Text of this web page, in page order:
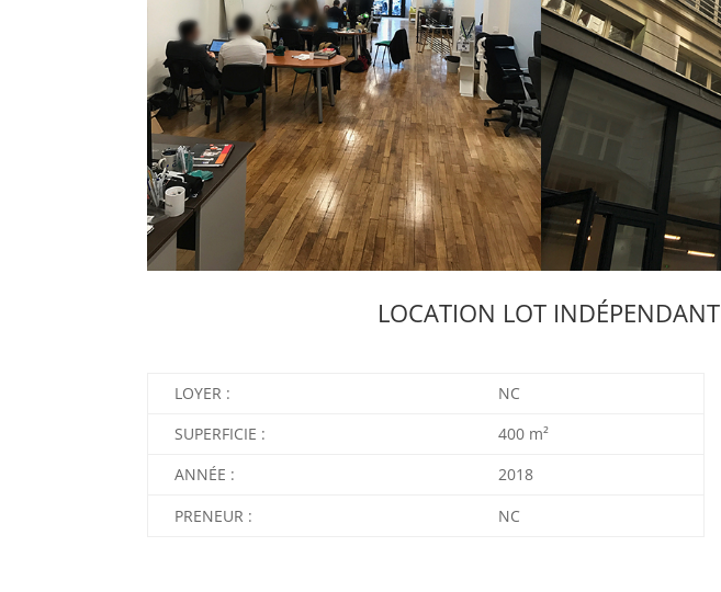
LOCATION LOT INDÉPENDANT
LOYER :
NC
SUPERFICIE :
400 m²
ANNÉE :
2018
PRENEUR :
NC